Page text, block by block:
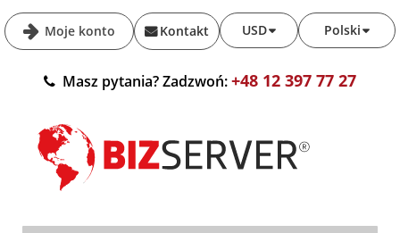
Moje konto Polski
USD
Kontakt
Masz pytania? Zadzwoń:+48 12 397 77 27